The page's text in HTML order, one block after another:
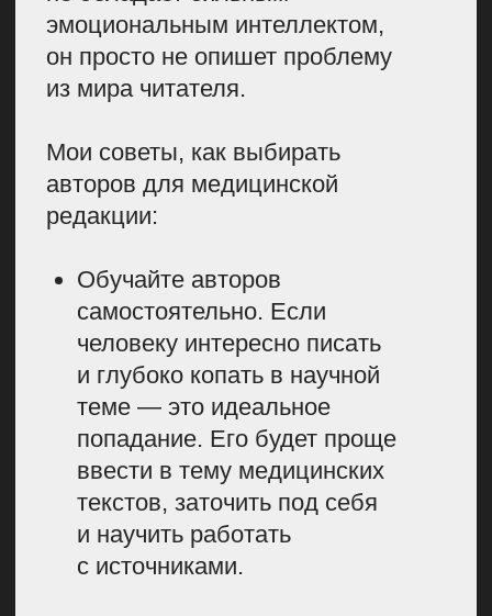
продуманного дизайна редакция
доносила сложные вещи через
визуал, чтобы хватило одного
взгляда для понимания. Текст
в этом случае уходил на второй
Корректор.Вычитывает материал
перед публикацией и убирает
орфографические, грамматические,
пунктуационные и типографические
ошибки. Стандартная должность